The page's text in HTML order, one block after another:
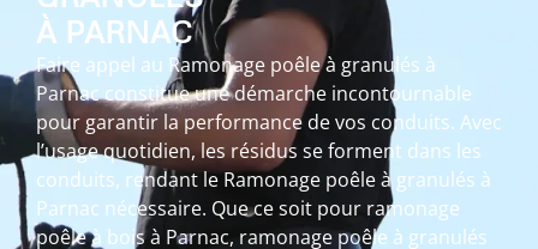
À PARNAC
Faire appel au Ramonage poêle à granulés à
Parnac constitue une démarche incontournable
pour garantir la performance de vos conduits. Avec
l’usage quotidien, les résidus se forment dans les
conduits, rendant le Ramonage poêle à granulés à
Parnac nécessaire. Que ce soit pour ramonage
poêle à bois à Parnac, ramonage poêle à granulés